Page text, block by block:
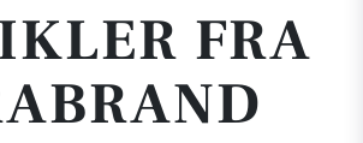
FRA